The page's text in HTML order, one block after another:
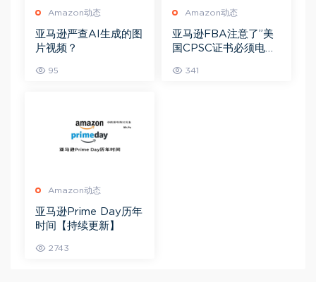
Amazon动态
亚马逊严查AI生成的图
片视频？
95
Amazon动态
亚马逊FBA注意了”美
国CPSC证书必须电子
341
Amazon动态
亚马逊Prime Day历年
时间【持续更新】
2743